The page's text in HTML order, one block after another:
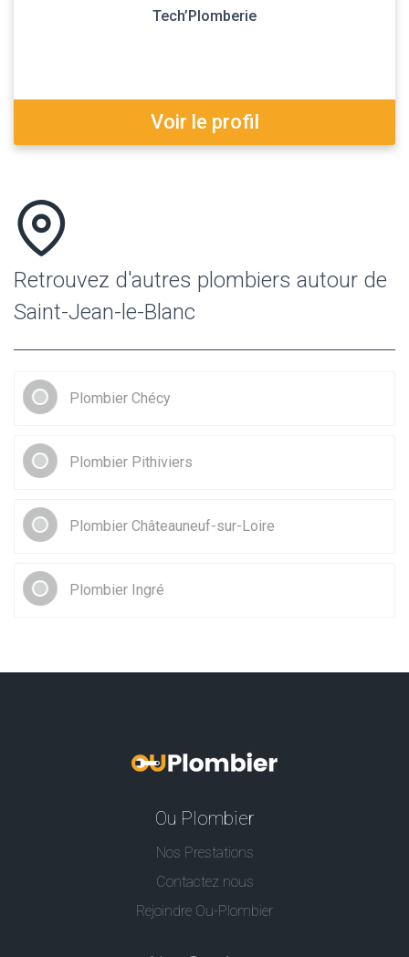
Tech’Plomberie
Voir le profil
Retrouvez d'autres plombiers autour de
Saint-Jean-le-Blanc
Plombier Chécy
Plombier Pithiviers
Plombier Châteauneuf-sur-Loire
Plombier Ingré
Ou Plombier
Nos Prestations
Contactez nous
Rejoindre Ou-Plombier